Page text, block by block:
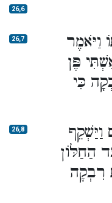
26,6
26,7
וַיֹּאמֶר
פֶּן
כִּי
26,8
וַיַּשְׁקֵף
הַחַלּוֹן
רִבְקָה